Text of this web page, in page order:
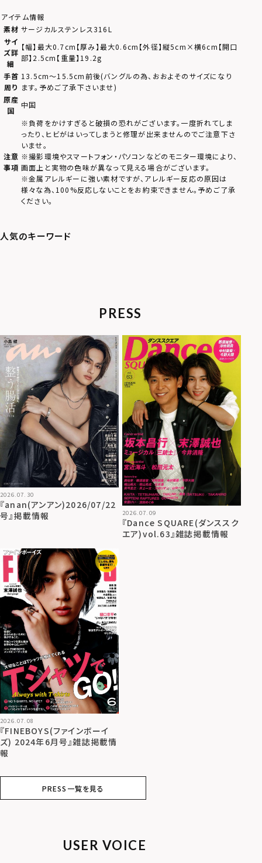
アイテム情報
素材 サージカルステンレス316L
サイ
ズ詳
細
【幅】最大0.7cm【厚み】最大0.6cm【外径】縦5cm×横6cm【開口
部】2.5cm【重量】19.2g
手首
周り
13.5cm～15.5cm前後(バングルの為、おおよそのサイズになり
ます。予めご了承下さいませ)
原産
国
中国
注意
事項
※負荷をかけすぎると破損の恐れがございます。一度折れてしま
ったり、ヒビがはいってしまうと修理が出来ませんのでご注意下さ
いませ。
※撮影環境やスマートフォン・パソコンなどのモニター環境により、
画面上と実物の色味が異なって見える場合がございます。
※金属アレルギーに強い素材ですが、アレルギー反応の原因は
様々な為、100%反応しないことをお約束できません。予めご了承
ください。
PRESS
2026.07.30
『anan(アンアン)2026/07/22
号』掲載情報
2026.07.09
『Dance SQUARE(ダンススク
エア)vol.63』雑誌掲載情報
2026.07.08
『FINEBOYS(ファインボーイ
ズ) 2024年6月号』雑誌掲載情
報
PRESS一覧を見る
USER VOICE